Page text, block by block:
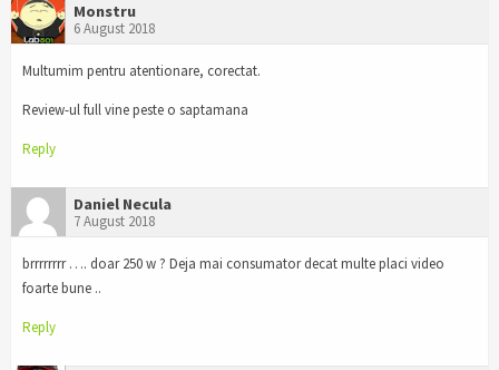
Monstru
6 August 2018
Multumim pentru atentionare, corectat.
Review-ul full vine peste o saptamana
Reply
Daniel Necula
7 August 2018
brrrrrrrr …. doar 250 w ? Deja mai consumator decat multe placi video
foarte bune ..
Reply